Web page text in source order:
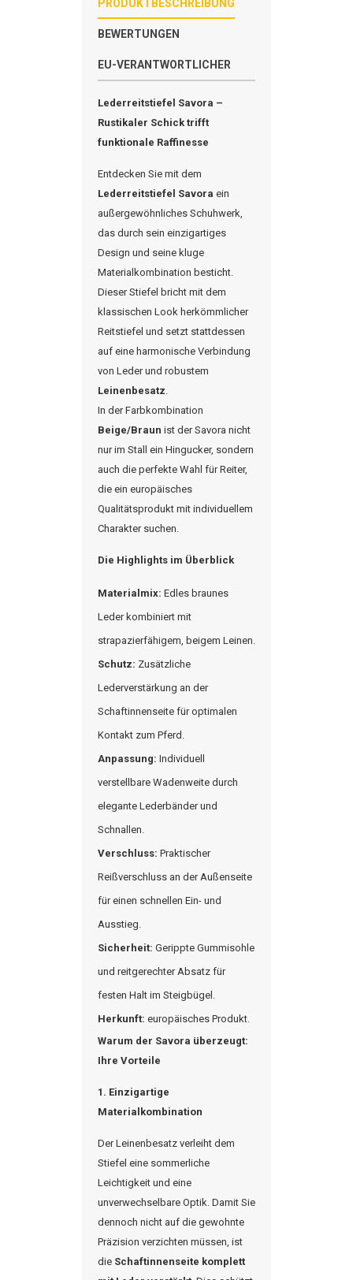
PRODUKTBESCHREIBUNG
BEWERTUNGEN
EU-VERANTWORTLICHER
Lederreitstiefel Savora –
Rustikaler Schick trifft
funktionale Raffinesse
Entdecken Sie mit dem
Lederreitstiefel Savora ein
außergewöhnliches Schuhwerk,
das durch sein einzigartiges
Design und seine kluge
Materialkombination besticht.
Dieser Stiefel bricht mit dem
klassischen Look herkömmlicher
Reitstiefel und setzt stattdessen
auf eine harmonische Verbindung
von Leder und robustem
Leinenbesatz.
In der Farbkombination
Beige/Braun ist derSavora nicht
nur im Stall ein Hingucker, sondern
auch die perfekte Wahl für Reiter,
die ein europäisches
Qualitätsprodukt mit individuellem
Charakter suchen.
Die Highlights im Überblick
Materialmix: Edles braunes
Leder kombiniert mit
strapazierfähigem, beigem Leinen.
Schutz: Zusätzliche
Lederverstärkung an der
Schaftinnenseite für optimalen
Kontakt zum Pferd.
Anpassung: Individuell
verstellbare Wadenweite durch
elegante Lederbänder und
Schnallen.
Verschluss: Praktischer
Reißverschluss an der Außenseite
für einen schnellen Ein- und
Ausstieg.
Sicherheit: Gerippte Gummisohle
und reitgerechter Absatz für
festen Halt im Steigbügel.
Herkunft: europäisches Produkt.
Warum der Savora überzeugt:
Ihre Vorteile
1. Einzigartige
Materialkombination
Der Leinenbesatz verleiht dem
Stiefel eine sommerliche
Leichtigkeit und eine
unverwechselbare Optik. Damit Sie
dennoch nicht auf die gewohnte
Präzision verzichten müssen, ist
die Schaftinnenseite komplett